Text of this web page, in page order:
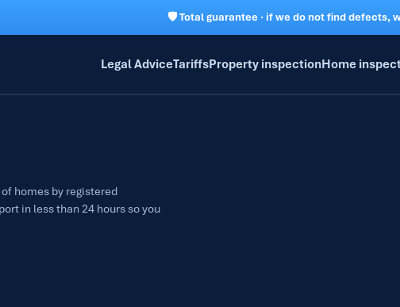
🛡 Total guarantee · if we do not find defects,
Legal AdviceTariffsProperty inspectionHome
homes by registered
in less than 24 hours so you